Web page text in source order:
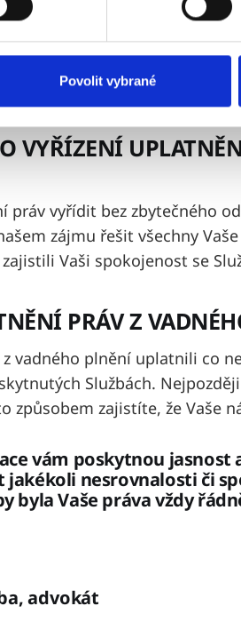
Povolit vybrané
V případě uplatnění práv
písemné potvrzení, které
popis vad a Vámi
VYŘÍZENÍ
práv vyřídit bez zbytečného
zájmu řešit všechny
Vaši spokojenost se
PRÁV Z
z vadného plnění uplatnili co
Službách.
způsobem zajistíte, že Vaše
vám poskytnou jasnost
nesrovnalosti či
byla Vaše práva vždy
advokát